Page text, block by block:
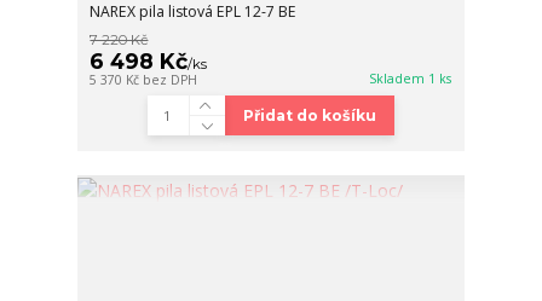
NAREX pila listová EPL 12-7 BE
7 220 Kč
6 498 Kč/ks
5 370 Kč bez DPH Skladem 1 ks
Přidat do košíku